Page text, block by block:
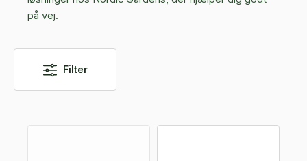
på vej.
Filter